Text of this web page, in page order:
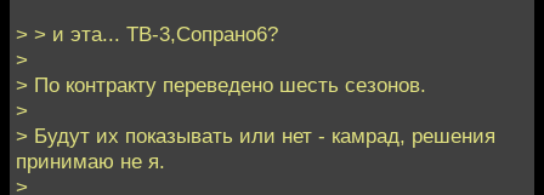
> > и эта... ТВ-3,Сопрано6?
>
> По контракту переведено шесть сезонов.
>
> Будут их показывать или нет - камрад, решения
принимаю не я.
>